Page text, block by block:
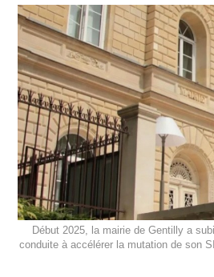
Début 2025, la mairie de Gentilly a
conduite à accélérer la mutation de son